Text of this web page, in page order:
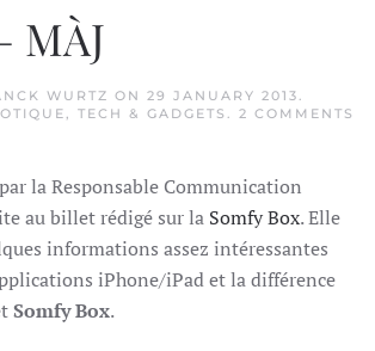
MÀJ
WURTZ ON 29 JANUARY 2013.
, TECH & GADGETS . 2 COMMENTS
la Responsable Communication
au billet rédigé sur la Somfy Box. Elle
informations assez intéressantes
iPhone/iPad et la différence
Somfy Box.